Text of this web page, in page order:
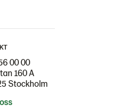
00 00
160 A
Stockholm